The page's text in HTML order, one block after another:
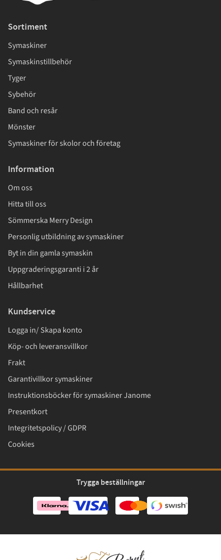
Sortiment
Symaskiner
Symaskinstillbehör
Tyger
Sybehör
Band och resår
Mönster
Symaskiner för skolor och företag
Information
Om oss
Hitta till oss
Sömmerska Merry Design
Personlig utbildning av symaskiner
Byt in din gamla symaskin
Uppgraderingsgaranti i 2 år
Hållbarhet
Kundservice
Logga in/ Skapa konto
Köp- och leveransvillkor
Frakt
Garantivillkor symaskiner
Instruktionsböcker för symaskiner Janome
Presentkort
Integritetspolicy / GDPR
Cookies
Trygga beställningar